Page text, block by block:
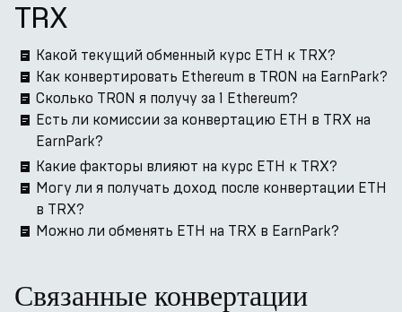
TRX
Какой текущий обменный курс ETH к TRX?
Как конвертировать Ethereum в TRON на EarnPark?
Сколько TRON я получу за 1 Ethereum?
Есть ли комиссии за конвертацию ETH в TRX на
EarnPark?
Какие факторы влияют на курс ETH к TRX?
Могу ли я получать доход после конвертации ETH
в TRX?
Можно ли обменять ETH на TRX в EarnPark?
Связанные конвертации